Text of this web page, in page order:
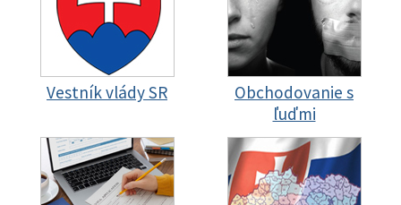
Vestník vlády SR
Obchodovanie s
ľuďmi